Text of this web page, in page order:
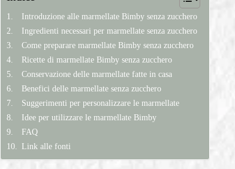
Introduzione alle marmellate Bimby senza zucchero
Ingredienti necessari per marmellate senza zucchero
Come preparare marmellate Bimby senza zucchero
Ricette di marmellate Bimby senza zucchero
Conservazione delle marmellate fatte in casa
Benefici delle marmellate senza zucchero
Suggerimenti per personalizzare le marmellate
Idee per utilizzare le marmellate Bimby
FAQ
Link alle fonti